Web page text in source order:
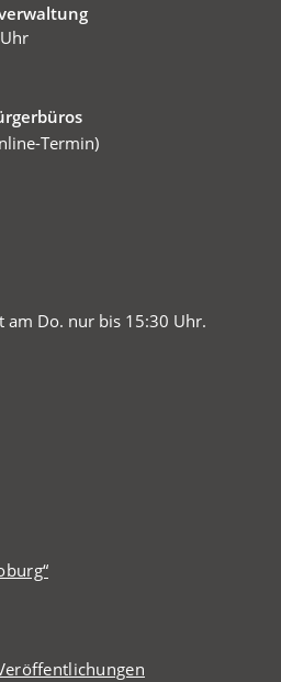
Termin)
am Do. nur bis 15:30 Uhr.